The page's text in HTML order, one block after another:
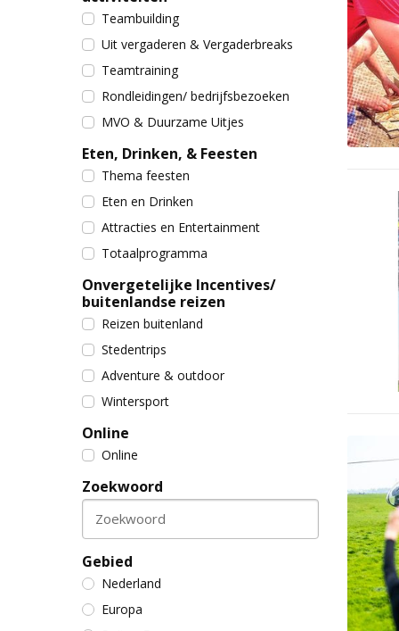
Teambuilding
Uit vergaderen & Vergaderbreaks
Teamtraining
Rondleidingen/ bedrijfsbezoeken
MVO & Duurzame Uitjes
Eten, Drinken, & Feesten
Thema feesten
Eten en Drinken
Attracties en Entertainment
Totaalprogramma
Onvergetelijke Incentives/
buitenlandse reizen
Reizen buitenland
Stedentrips
Adventure & outdoor
Wintersport
Online
Online
Zoekwoord
Zoekwoord
Gebied
Nederland
Europa